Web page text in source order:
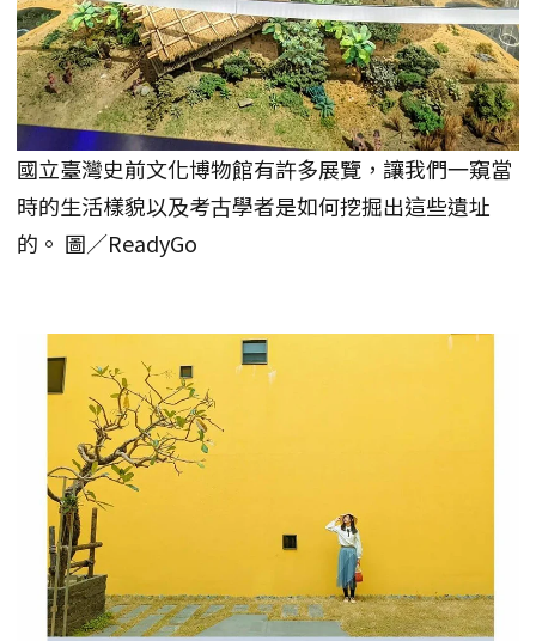
國立臺灣史前文化博物館有許多展覽，讓我們一窺當
時的生活樣貌以及考古學者是如何挖掘出這些遺址
的。 圖／ReadyGo